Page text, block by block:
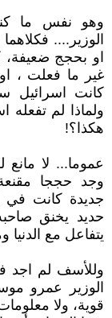
وهو نفس ما
الوزير....
او بحجج
كانت اسرائيل
هكذا؟!
عموما... لا مانع
وجد حججا
جديدة كانت في
حديد يخنق
يتفاعل مع الدنيا
وللأسف لم اجد
الوزير عمرو
قوية، ولا